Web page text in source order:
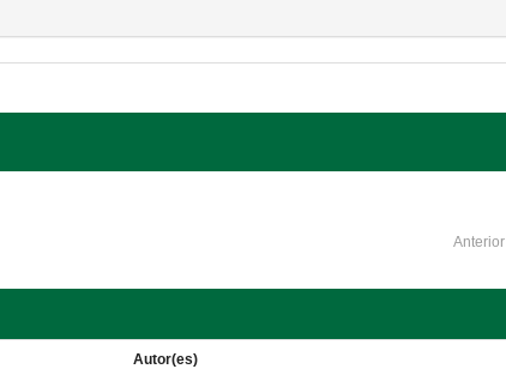
Anterior
Autor(es)